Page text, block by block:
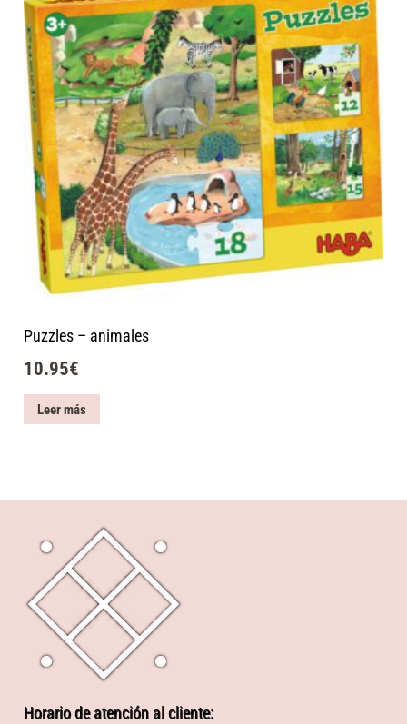
Puzzles – animales
10.95€
Leer más
Horario de atención al cliente: